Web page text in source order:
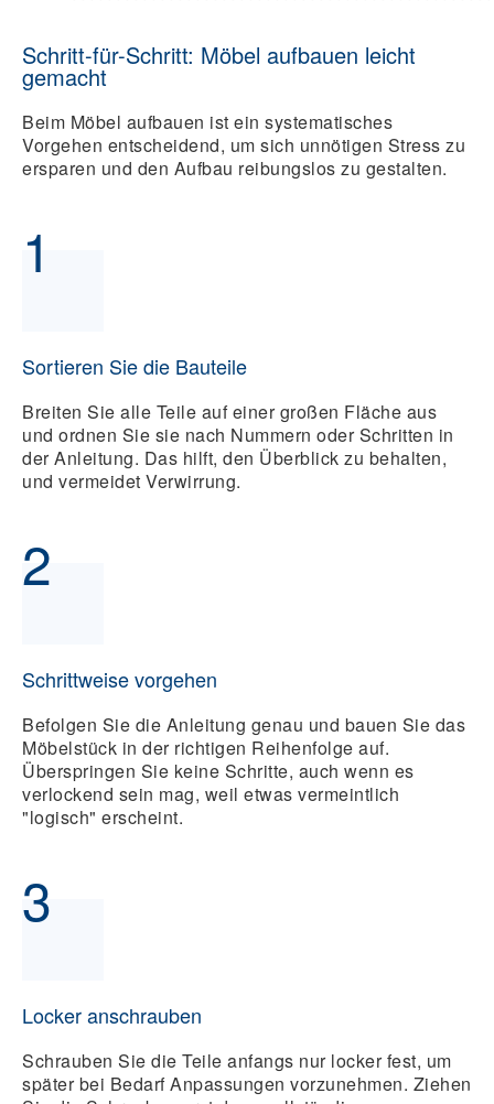
Schritt-für-Schritt: Möbel aufbauen leicht
gemacht
Beim Möbel aufbauen ist ein systematisches
Vorgehen entscheidend, um sich unnötigen Stress zu
ersparen und den Aufbau reibungslos zu gestalten.
1
Sortieren Sie die Bauteile
Breiten Sie alle Teile auf einer großen Fläche aus
und ordnen Sie sie nach Nummern oder Schritten in
der Anleitung. Das hilft, den Überblick zu behalten,
und vermeidet Verwirrung.
2
Schrittweise vorgehen
Befolgen Sie die Anleitung genau und bauen Sie das
Möbelstück in der richtigen Reihenfolge auf.
Überspringen Sie keine Schritte, auch wenn es
verlockend sein mag, weil etwas vermeintlich
"logisch" erscheint.
3
Locker anschrauben
Schrauben Sie die Teile anfangs nur locker fest, um
später bei Bedarf Anpassungen vorzunehmen. Ziehen